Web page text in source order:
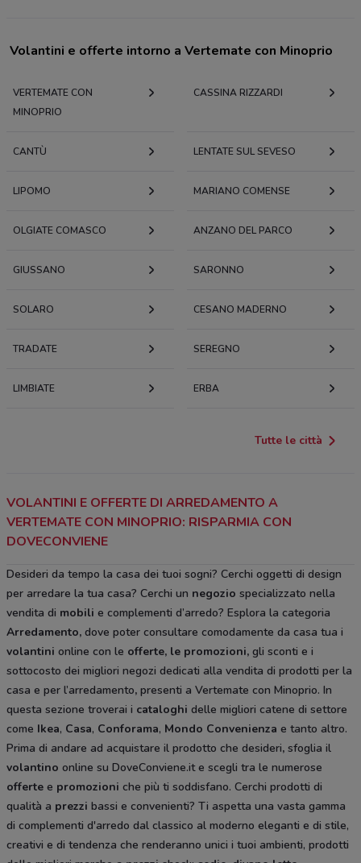
Volantini e offerte intorno a Vertemate con Minoprio
VERTEMATE CON
MINOPRIO
CASSINA RIZZARDI
CANTÙ LENTATE SUL SEVESO
LIPOMO MARIANO COMENSE
OLGIATE COMASCO ANZANO DEL PARCO
GIUSSANO SARONNO
SOLARO CESANO MADERNO
TRADATE SEREGNO
LIMBIATE ERBA
Tutte le città
VOLANTINI E OFFERTE DI ARREDAMENTO A
VERTEMATE CON MINOPRIO: RISPARMIA CON
DOVECONVIENE
Desideri da tempo la casa dei tuoi sogni? Cerchi oggetti di design
per arredare la tua casa? Cerchi un negozio specializzato nella
vendita di mobili e complementi d’arredo? Esplora la categoria
Arredamento, dove poter consultare comodamente da casa tua i
volantini online con le offerte, le promozioni, gli sconti e i
sottocosto dei migliori negozi dedicati alla vendita di prodotti per la
casa e per l’arredamento, presenti a Vertemate con Minoprio. In
questa sezione troverai i cataloghi delle migliori catene di settore
come Ikea, Casa, Conforama, Mondo Convenienza e tanto altro.
Prima di andare ad acquistare il prodotto che desideri, sfoglia il
volantino online su DoveConviene.it e scegli tra le numerose
offerte e promozioni che più ti soddisfano. Cerchi prodotti di
qualità a prezzi bassi e convenienti? Ti aspetta una vasta gamma
di complementi d'arredo dal classico al moderno eleganti e di stile,
creativi e di tendenza che renderanno unici i tuoi ambienti, prodotti